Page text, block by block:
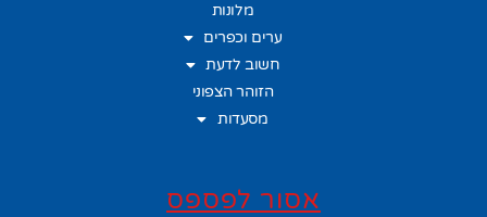
מלונות
ערים וכפרים
חשוב לדעת
הזוהר הצפוני
מסעדות
אסור לפספס